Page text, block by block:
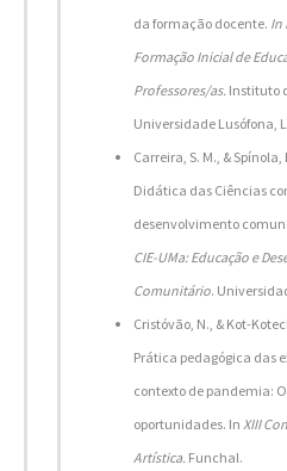
da formação docente. In
Formação Inicial de
Professores/as. Instituto
Universidade Lusófona,
Carreira, S. M., &
Didática das Ciências
desenvolvimento
CIE-UMa: Educação e
Comunitário.
Cristóvão, N., & Kot-
Prática pedagógica das
contexto de pandemia:
oportunidades. In XIII
Artística. Funchal.